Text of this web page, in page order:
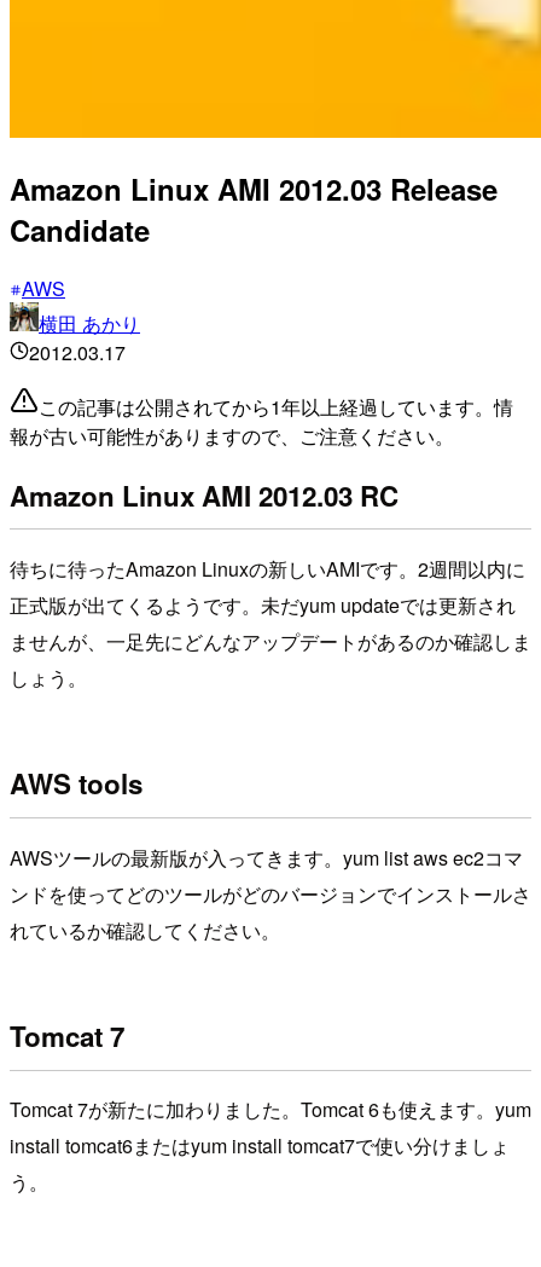
Amazon Linux AMI 2012.03 Release
Candidate
AWS
横田 あかり
2012.03.17
この記事は公開されてから1年以上経過しています。情
報が古い可能性がありますので、ご注意ください。
Amazon Linux AMI 2012.03 RC
待ちに待ったAmazon Linuxの新しいAMIです。2週間以内に
正式版が出てくるようです。未だyum updateでは更新され
ませんが、一足先にどんなアップデートがあるのか確認しま
しょう。
AWS tools
AWSツールの最新版が入ってきます。yum list aws ec2コマ
ンドを使ってどのツールがどのバージョンでインストールさ
れているか確認してください。
Tomcat 7
Tomcat 7が新たに加わりました。Tomcat 6も使えます。yum
install tomcat6またはyum install tomcat7で使い分けましょ
う。